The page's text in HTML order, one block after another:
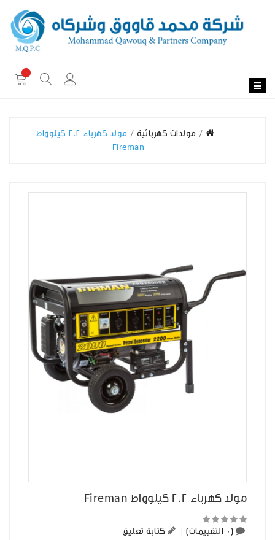
0
مولدات كهربائية
مولد كهرباء 2.2 كيلوواط
Fireman
مولد كهرباء 2.2 كيلوواط Fireman
(0 التقييمات) كتابة تعليق